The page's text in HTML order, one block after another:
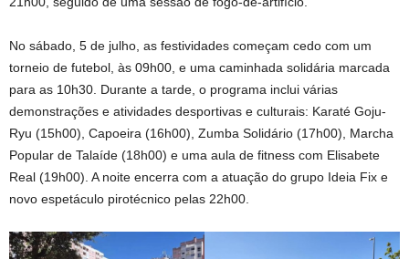
No sábado, 5 de julho, as festividades começam cedo com um
torneio de futebol, às 09h00, e uma caminhada solidária marcada
para as 10h30. Durante a tarde, o programa inclui várias
demonstrações e atividades desportivas e culturais: Karaté Goju-
Ryu (15h00), Capoeira (16h00), Zumba Solidário (17h00), Marcha
Popular de Talaíde (18h00) e uma aula de fitness com Elisabete
Real (19h00). A noite encerra com a atuação do grupo Ideia Fix e
novo espetáculo pirotécnico pelas 22h00.